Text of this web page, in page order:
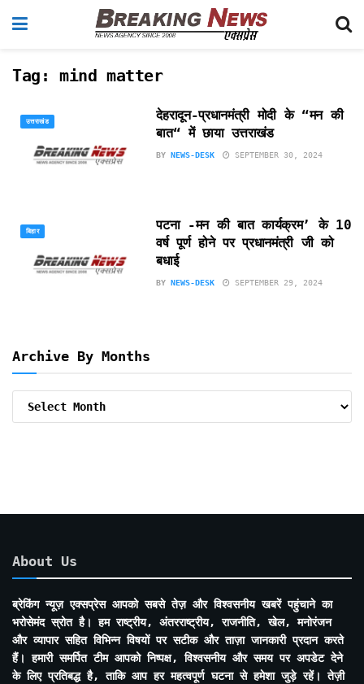
Tag: mind matter
उत्तराखंड
देहरादून-प्रधानमंत्री मोदी के “मन की
बात“ में छाया उत्तराखंड
BY NEWS-DESK SEPTEMBER 30, 2024
बिहार
पटना -मन की बात कार्यक्रम’ के 10
वर्ष पूर्ण होने पर प्रधानमंत्री जी को
बधाई
BY NEWS-DESK SEPTEMBER 29, 2024
Archive By Months
About Us
ब्रेकिंग न्यूज़ एक्सप्रेस आपको सबसे तेज़ और विश्वसनीय खबरें पहुंचाने का
भरोसेमंद स्रोत है। हम राष्ट्रीय, अंतरराष्ट्रीय, राजनीति, खेल, मनोरंजन
और व्यापार सहित विभिन्न विषयों पर सटीक और ताज़ा जानकारी प्रदान करते
हैं। हमारी समर्पित टीम आपको निष्पक्ष, विश्वसनीय और समय पर अपडेट देने
के लिए प्रतिबद्ध है, ताकि आप हर महत्वपूर्ण घटना से हमेशा जुड़े रहें। तेज़ी